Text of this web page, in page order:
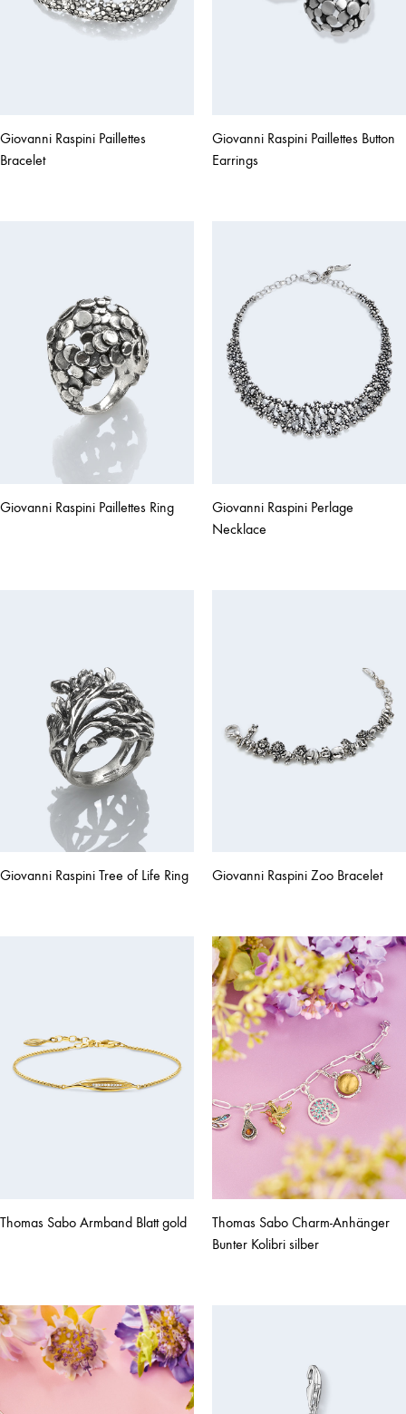
Giovanni Raspini Paillettes
Bracelet
Giovanni Raspini Paillettes Button
Earrings
Giovanni Raspini Paillettes Ring
Giovanni Raspini Perlage
Necklace
Giovanni Raspini Tree of Life Ring Giovanni Raspini Zoo Bracelet
Thomas Sabo Armband Blatt gold
Thomas Sabo Charm-Anhänger
Bunter Kolibri silber